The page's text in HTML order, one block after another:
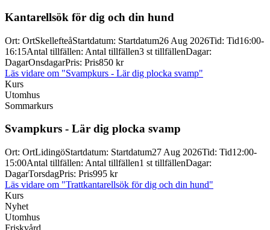
Kantarellsök för dig och din hund
Ort: OrtSkellefteåStartdatum: Startdatum26 Aug 2026Tid: Tid16:00-
16:15Antal tillfällen: Antal tillfällen3 st tillfällenDagar:
DagarOnsdagarPris: Pris850 kr
Läs vidare om "Svampkurs - Lär dig plocka svamp"
Kurs
Utomhus
Sommarkurs
Svampkurs - Lär dig plocka svamp
Ort: OrtLidingöStartdatum: Startdatum27 Aug 2026Tid: Tid12:00-
15:00Antal tillfällen: Antal tillfällen1 st tillfällenDagar:
DagarTorsdagPris: Pris995 kr
Läs vidare om "Trattkantarellsök för dig och din hund"
Kurs
Nyhet
Utomhus
Friskvård